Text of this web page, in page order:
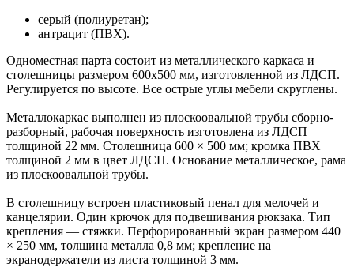
серый (полиуретан);
антрацит (ПВХ).
Одноместная парта состоит из металлического каркаса и
столешницы размером 600х500 мм, изготовленной из ЛДСП.
Регулируется по высоте. Все острые углы мебели скруглены.
Металлокаркас выполнен из плоскоовальной трубы сборно-
разборный, рабочая поверхность изготовлена из ЛДСП
толщиной 22 мм. Столешница 600 × 500 мм; кромка ПВХ
толщиной 2 мм в цвет ЛДСП. Основание металлическое, рама
из плоскоовальной трубы.
В столешницу встроен пластиковый пенал для мелочей и
канцелярии. Один крючок для подвешивания рюкзака. Тип
крепления — стяжки. Перфорированный экран размером 440
× 250 мм, толщина металла 0,8 мм; крепление на
экранодержатели из листа толщиной 3 мм.